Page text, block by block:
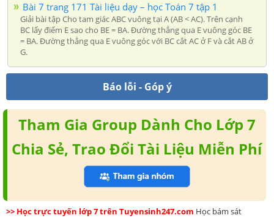
Bài 7 trang 171 Tài liệu dạy – học Toán 7 tập 1
Giải bài tập Cho tam giác ABC vuông tại A (AB < AC). Trên cạnh
BC lấy điểm E sao cho BE = BA. Đường thẳng qua E vuông góc BE
= BA. Đường thẳng qua E vuông góc với BC cắt AC ở F và cắt AB ở
G.
Báo lỗi - Góp ý
Tham Gia Group Dành Cho Lớp 7
Chia Sẻ, Trao Đổi Tài Liệu Miễn Phí
>> Học trực tuyến lớp 7 trên Tuyensinh247.com Học bám sát